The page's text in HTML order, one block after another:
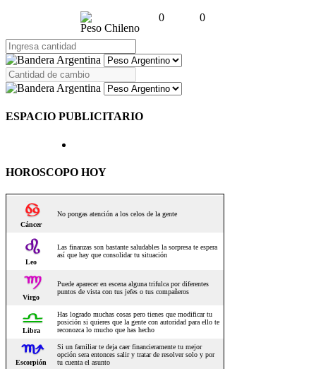
Peso Chileno
0 0
ESPACIO PUBLICITARIO
HOROSCOPO HOY